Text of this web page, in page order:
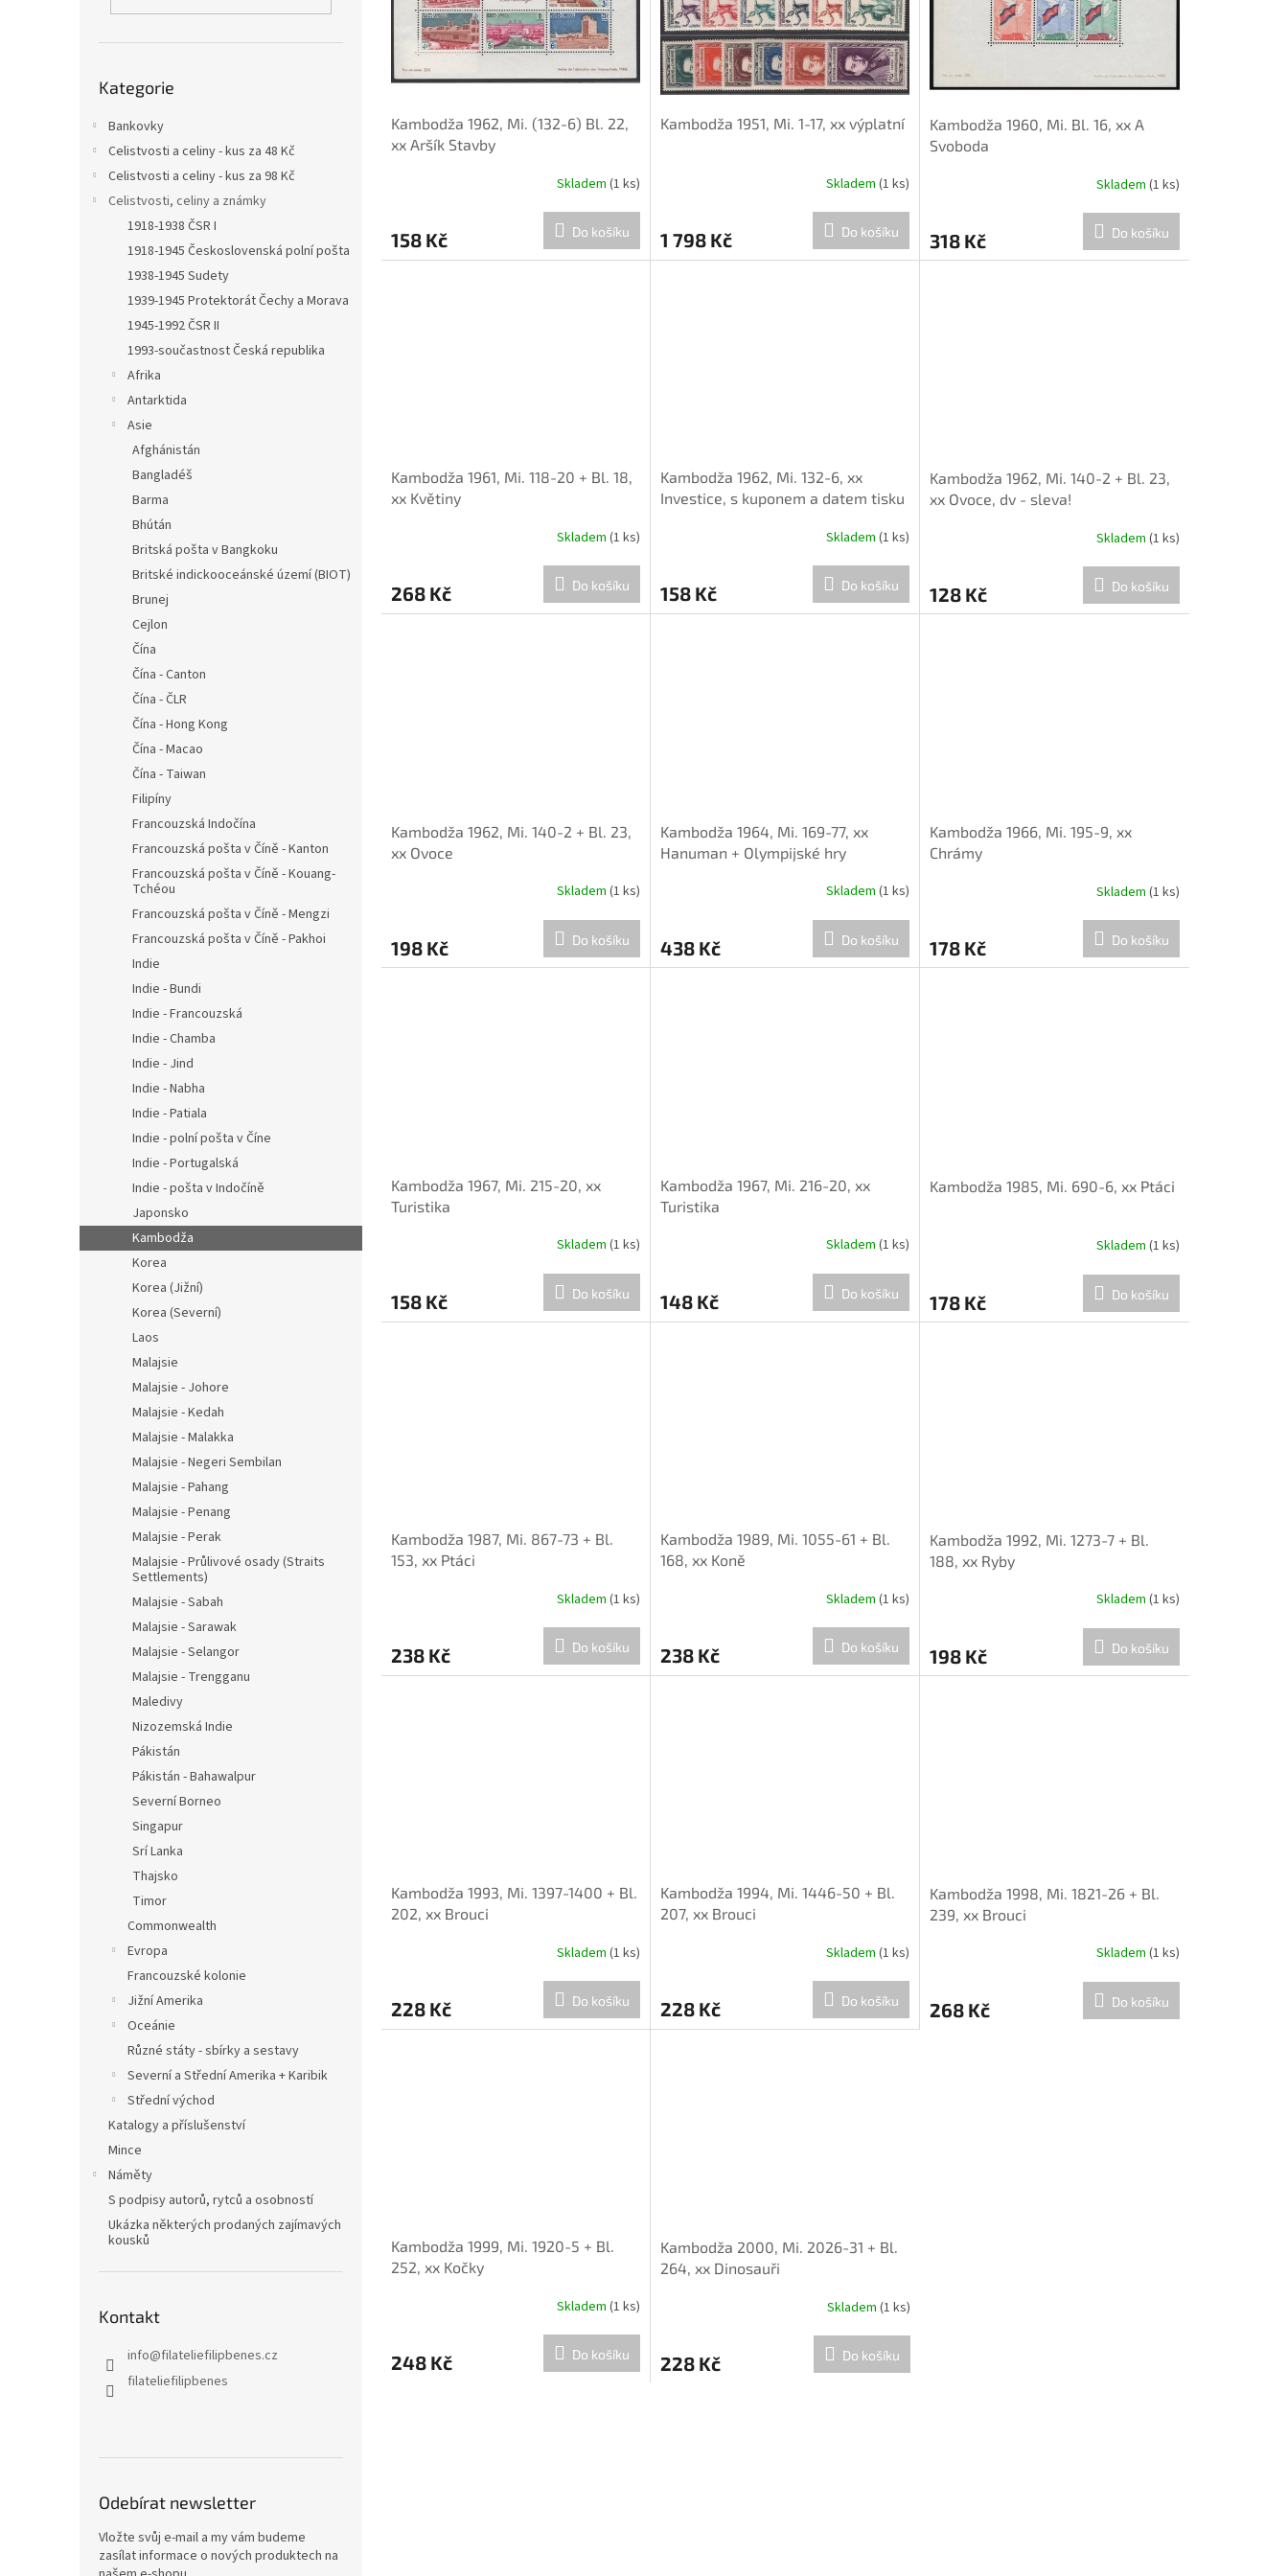
kategorie
Kategorie
Bankovky
Celistvosti a celiny - kus za 48 Kč
Celistvosti a celiny - kus za 98 Kč
Celistvosti, celiny a známky
1918-1938 ČSR I
1918-1945 Československá polní pošta
1938-1945 Sudety
1939-1945 Protektorát Čechy a Morava
1945-1992 ČSR II
1993-součastnost Česká republika
Afrika
Antarktida
Asie
Afghánistán
Bangladéš
Barma
Bhútán
Britská pošta v Bangkoku
Britské indickooceánské území (BIOT)
Brunej
Cejlon
Čína
Čína - Canton
Čína - ČLR
Čína - Hong Kong
Čína - Macao
Čína - Taiwan
Filipíny
Francouzská Indočína
Francouzská pošta v Číně - Kanton
Francouzská pošta v Číně - Kouang-
Tchéou
Francouzská pošta v Číně - Mengzi
Francouzská pošta v Číně - Pakhoi
Indie
Indie - Bundi
Indie - Francouzská
Indie - Chamba
Indie - Jind
Indie - Nabha
Indie - Patiala
Indie - polní pošta v Číne
Indie - Portugalská
Indie - pošta v Indočíně
Japonsko
Kambodža
Korea
Korea (Jižní)
Korea (Severní)
Laos
Malajsie
Malajsie - Johore
Malajsie - Kedah
Malajsie - Malakka
Malajsie - Negeri Sembilan
Malajsie - Pahang
Malajsie - Penang
Malajsie - Perak
Malajsie - Průlivové osady (Straits
Settlements)
Malajsie - Sabah
Malajsie - Sarawak
Malajsie - Selangor
Malajsie - Trengganu
Maledivy
Nizozemská Indie
Pákistán
Pákistán - Bahawalpur
Severní Borneo
Singapur
Srí Lanka
Thajsko
Timor
Commonwealth
Evropa
Francouzské kolonie
Jižní Amerika
Oceánie
Různé státy - sbírky a sestavy
Severní a Střední Amerika + Karibik
Střední východ
Katalogy a příslušenství
Mince
Náměty
S podpisy autorů, rytců a osobností
Ukázka některých prodaných zajímavých
kousků
Kontakt
info@filateliefilipbenes.cz
filateliefilipbenes
Odebírat newsletter
Vložte svůj e-mail a my vám budeme
zasílat informace o nových produktech na
Kambodža 1962, Mi. (132-6) Bl. 22,
xx Aršík Stavby
Skladem (1 ks)
158 Kč Do košíku
Kambodža 1951, Mi. 1-17, xx výplatní
Skladem (1 ks)
1 798 Kč Do košíku
Kambodža 1960, Mi. Bl. 16, xx A
Svoboda
Skladem (1 ks)
318 Kč Do košíku
Kambodža 1961, Mi. 118-20 + Bl. 18,
xx Květiny
Skladem (1 ks)
268 Kč Do košíku
Kambodža 1962, Mi. 132-6, xx
Investice, s kuponem a datem tisku
Skladem (1 ks)
158 Kč Do košíku
Kambodža 1962, Mi. 140-2 + Bl. 23,
xx Ovoce, dv - sleva!
Skladem (1 ks)
128 Kč Do košíku
Kambodža 1962, Mi. 140-2 + Bl. 23,
xx Ovoce
Skladem (1 ks)
198 Kč Do košíku
Kambodža 1964, Mi. 169-77, xx
Hanuman + Olympijské hry
Skladem (1 ks)
438 Kč Do košíku
Kambodža 1966, Mi. 195-9, xx
Chrámy
Skladem (1 ks)
178 Kč Do košíku
Kambodža 1967, Mi. 215-20, xx
Turistika
Skladem (1 ks)
158 Kč Do košíku
Kambodža 1967, Mi. 216-20, xx
Turistika
Skladem (1 ks)
148 Kč Do košíku
Kambodža 1985, Mi. 690-6, xx Ptáci
Skladem (1 ks)
178 Kč Do košíku
Kambodža 1987, Mi. 867-73 + Bl.
153, xx Ptáci
Skladem (1 ks)
238 Kč Do košíku
Kambodža 1989, Mi. 1055-61 + Bl.
168, xx Koně
Skladem (1 ks)
238 Kč Do košíku
Kambodža 1992, Mi. 1273-7 + Bl.
188, xx Ryby
Skladem (1 ks)
198 Kč Do košíku
Kambodža 1993, Mi. 1397-1400 + Bl.
202, xx Brouci
Skladem (1 ks)
228 Kč Do košíku
Kambodža 1994, Mi. 1446-50 + Bl.
207, xx Brouci
Skladem (1 ks)
228 Kč Do košíku
Kambodža 1998, Mi. 1821-26 + Bl.
239, xx Brouci
Skladem (1 ks)
268 Kč Do košíku
Kambodža 1999, Mi. 1920-5 + Bl.
252, xx Kočky
Skladem (1 ks)
248 Kč Do košíku
Kambodža 2000, Mi. 2026-31 + Bl.
264, xx Dinosauři
Skladem (1 ks)
228 Kč Do košíku